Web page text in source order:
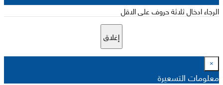
الرجاء ادخال ثلاثة حروف على الاقل
إغلاق
×
معلومات التسعيرة